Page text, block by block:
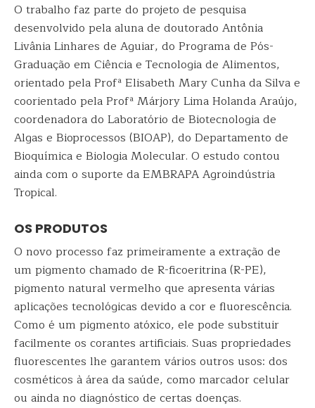
O trabalho faz parte do projeto de pesquisa
desenvolvido pela aluna de doutorado Antônia
Livânia Linhares de Aguiar, do Programa de Pós-
Graduação em Ciência e Tecnologia de Alimentos,
orientado pela Profª Elisabeth Mary Cunha da Silva e
coorientado pela Profª Márjory Lima Holanda Araújo,
coordenadora do Laboratório de Biotecnologia de
Algas e Bioprocessos (BIOAP), do Departamento de
Bioquímica e Biologia Molecular. O estudo contou
ainda com o suporte da EMBRAPA Agroindústria
Tropical.
OS PRODUTOS
O novo processo faz primeiramente a extração de
um pigmento chamado de R-ficoeritrina (R-PE),
pigmento natural vermelho que apresenta várias
aplicações tecnológicas devido a cor e fluorescência.
Como é um pigmento atóxico, ele pode substituir
facilmente os corantes artificiais. Suas propriedades
fluorescentes lhe garantem vários outros usos: dos
cosméticos à área da saúde, como marcador celular
ou ainda no diagnóstico de certas doenças.